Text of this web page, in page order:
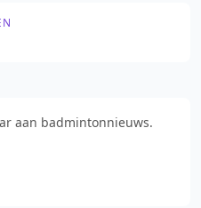
aan badmintonnieuws.